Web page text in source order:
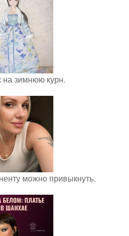
на зимнюю курн.
можно привыкнуть.